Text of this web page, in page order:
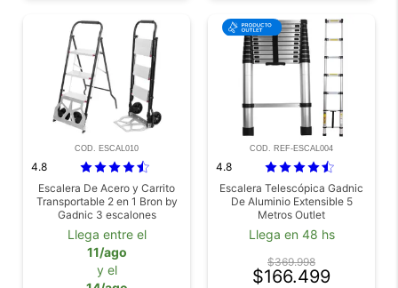
COD. ESCAL010
4.8
Escalera De Acero y Carrito
Transportable 2 en 1 Bron by
Gadnic 3 escalones
Llega entre el
11/ago
y el
COD. REF-ESCAL004
4.8
Escalera Telescópica Gadnic
De Aluminio Extensible 5
Metros Outlet
Llega en 48 hs
$369.998
$166.499